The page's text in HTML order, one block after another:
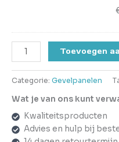
Toevoegen
Categorie: Gevelpanelen
Wat je van ons kunt
Kwaliteitsproducten
Advies en hulp bij